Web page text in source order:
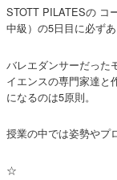
STOTT PILATESの コ
中級）の5日目に必ずあ
バレエダンサーだった
イエンスの専門家達と
になるのは5原則。
授業の中では姿勢やプ
☆